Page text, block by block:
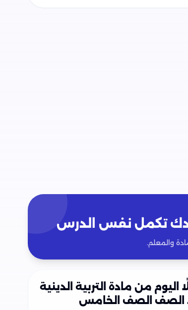
تكمل نفس الدرس
والمعلم.
اليوم من مادة التربية الدينية
الصف الصف الخامس